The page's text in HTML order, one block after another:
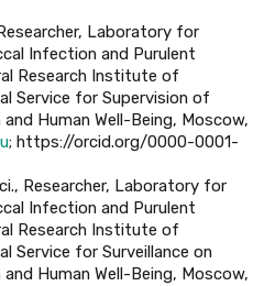
Laboratory for
Infection and Purulent
Research Institute of
Service for Supervision of
Human Well-Being, Moscow,
; https://orcid.org/0000-0001-
Researcher, Laboratory for
Infection and Purulent
Research Institute of
Service for Surveillance on
Human Well-Being, Moscow,